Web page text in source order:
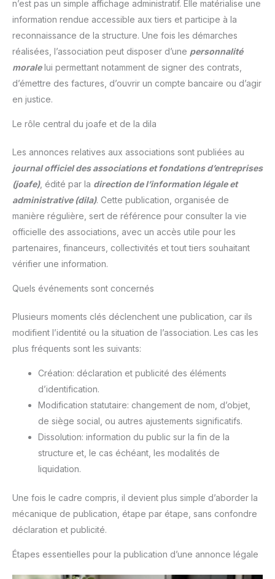
n’est pas un simple affichage administratif. Elle matérialise une
information rendue accessible aux tiers et participe à la
reconnaissance de la structure. Une fois les démarches
réalisées, l’association peut disposer d’une personnalité
moralelui permettant notamment de signer des contrats,
d’émettre des factures, d’ouvrir un compte bancaire ou d’agir
en justice.
Le rôle central du joafe et de la dila
Les annonces relatives aux associations sont publiées au
journal officiel des associations et fondations d’entreprises
(joafe), édité par la direction de l’information légale et
administrative (dila). Cette publication, organisée de
manière régulière, sert de référence pour consulter la vie
officielle des associations, avec un accès utile pour les
partenaires, financeurs, collectivités et tout tiers souhaitant
vérifier une information.
Quels événements sont concernés
Plusieurs moments clés déclenchent une publication, car ils
modifient l’identité ou la situation de l’association. Les cas les
plus fréquents sont les suivants:
Création: déclaration et publicité des éléments
d’identification.
Modification statutaire: changement de nom, d’objet,
de siège social, ou autres ajustements significatifs.
Dissolution: information du public sur la fin de la
structure et, le cas échéant, les modalités de
liquidation.
Une fois le cadre compris, il devient plus simple d’aborder la
mécanique de publication, étape par étape, sans confondre
déclaration et publicité.
Étapes essentielles pour la publication d’une annonce légale